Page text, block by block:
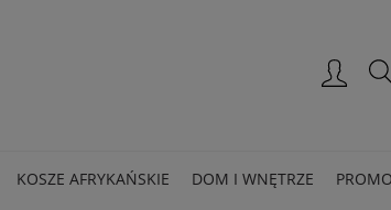
KOSZE AFRYKAŃSKIE DOM I WNĘTRZE